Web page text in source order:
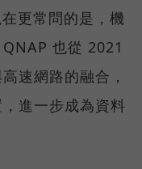
更常問的是，機
也從 2021
速網路的融合，
進一步成為資料